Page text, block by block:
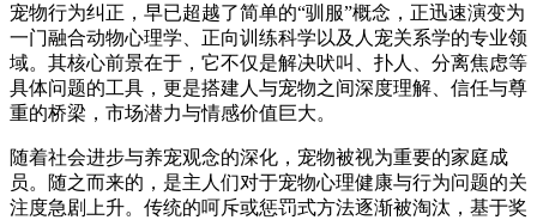
宠物行为纠正，早已超越了简单的“驯服”概念，正迅速演变为
一门融合动物心理学、正向训练科学以及人宠关系学的专业领
域。其核心前景在于，它不仅是解决吠叫、扑人、分离焦虑等
具体问题的工具，更是搭建人与宠物之间深度理解、信任与尊
重的桥梁，市场潜力与情感价值巨大。
随着社会进步与养宠观念的深化，宠物被视为重要的家庭成
员。随之而来的，是主人们对于宠物心理健康与行为问题的关
注度急剧上升。传统的呵斥或惩罚式方法逐渐被淘汰，基于奖